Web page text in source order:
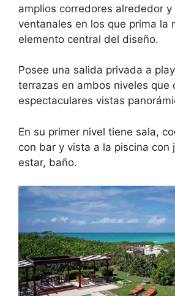
amplios corredores alrededor y
ventanales en los que prima la
elemento central del diseño.
Posee una salida privada a
terrazas en ambos niveles que
espectaculares vistas
En su primer nivel tiene sala,
con bar y vista a la piscina con
estar, baño.